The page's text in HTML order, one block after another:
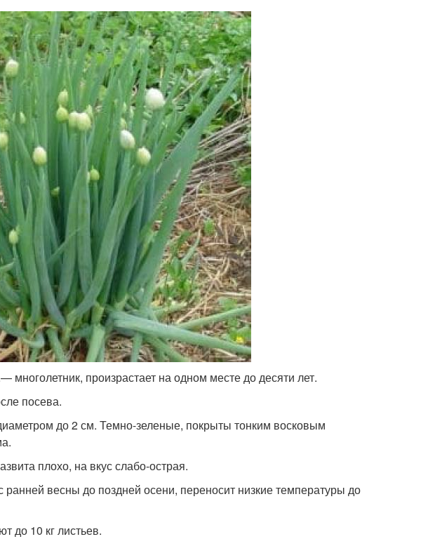
произрастает на одном месте до десяти лет.
посева.
до 2 см. Темно-зеленые, покрыты тонким восковым
плохо, на вкус слабо-острая.
весны до поздней осени, переносит низкие температуры до
до 10 кг листьев.